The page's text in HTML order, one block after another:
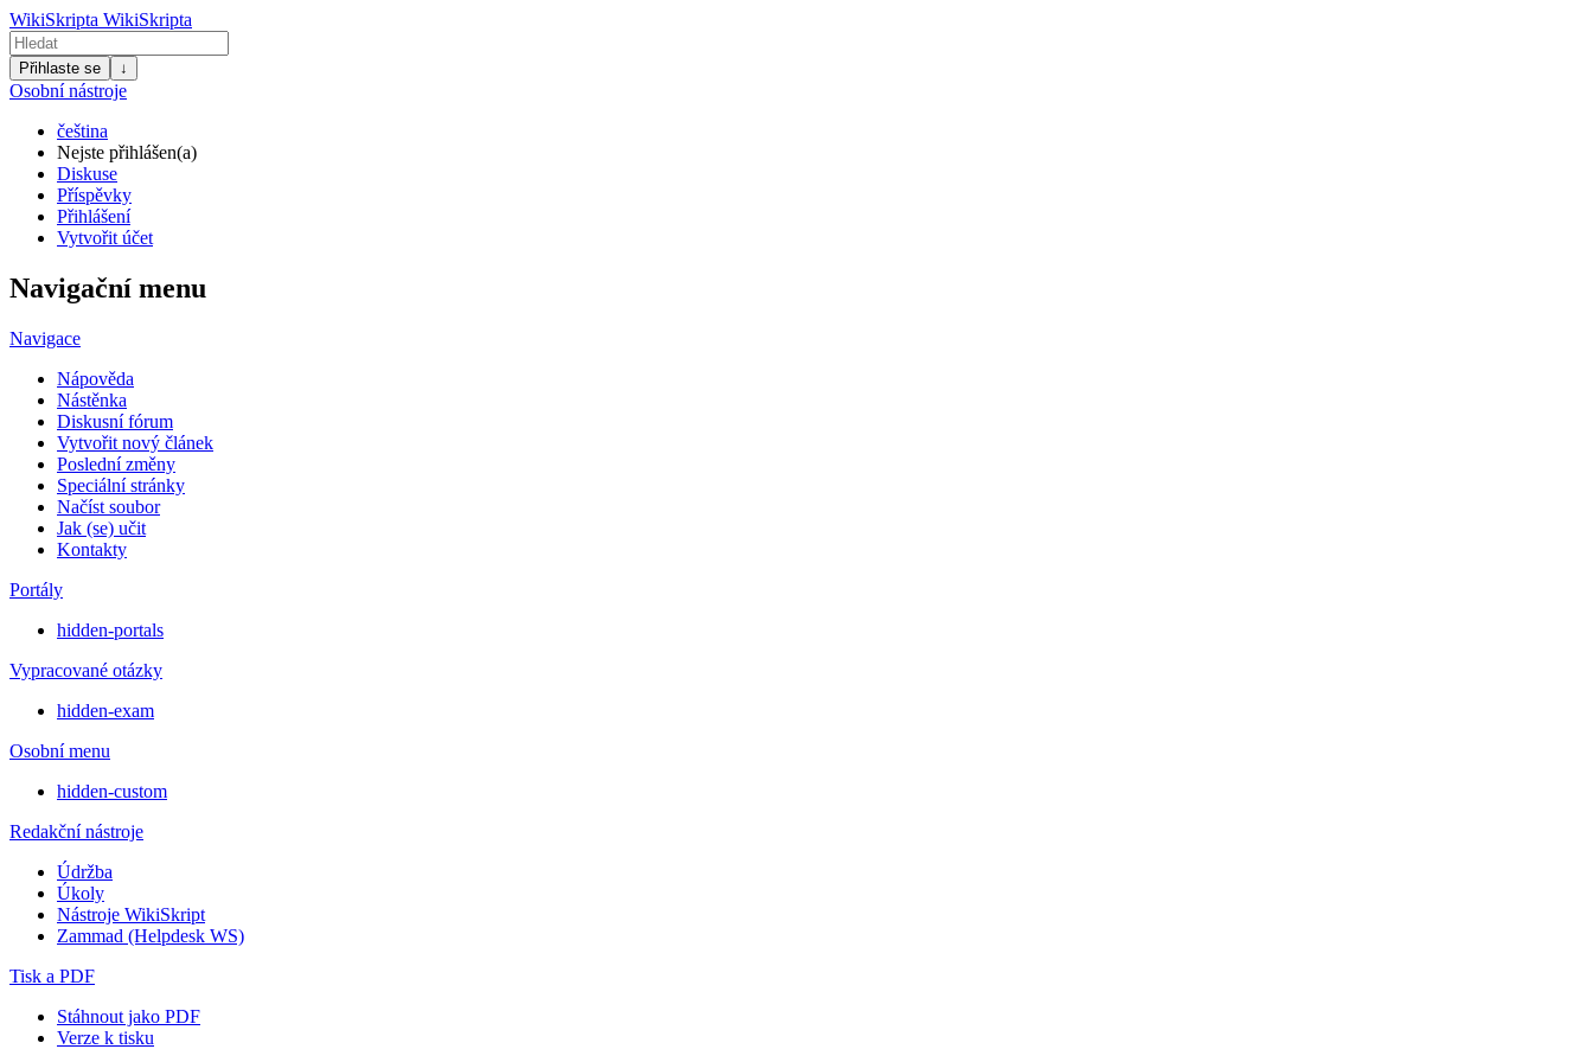
WikiSkripta WikiSkripta
Přihlaste se ↓
Osobní nástroje
čeština
Nejste přihlášen(a)
Diskuse
Příspěvky
Přihlášení
Vytvořit účet
Navigační menu
Navigace
Nápověda
Nástěnka
Diskusní fórum
Vytvořit nový článek
Poslední změny
Speciální stránky
Načíst soubor
Jak (se) učit
Kontakty
Portály
hidden-portals
Vypracované otázky
hidden-exam
Osobní menu
hidden-custom
Redakční nástroje
Údržba
Úkoly
Nástroje WikiSkript
Zammad (Helpdesk WS)
Tisk a PDF
Stáhnout jako PDF
Verze k tisku